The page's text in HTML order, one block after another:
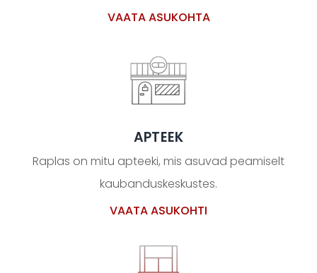
VAATA ASUKOHTA
APTEEK
Raplas on mitu apteeki, mis asuvad peamiselt
kaubanduskeskustes.
VAATA ASUKOHTI